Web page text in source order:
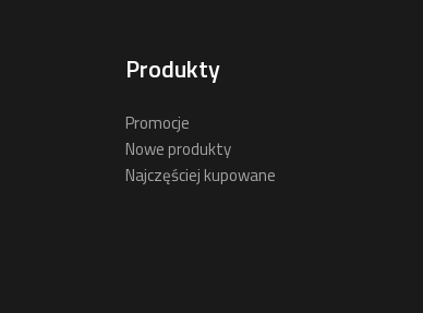
Produkty
Promocje
Nowe produkty
Najczęściej kupowane